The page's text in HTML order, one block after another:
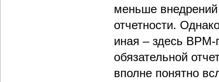
меньше внедрений
отчетности.
иная – здесь
обязательной
вполне понятно